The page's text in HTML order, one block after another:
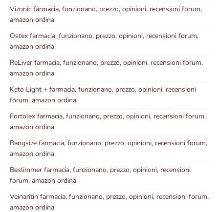
Vizonic farmacia, funzionano, prezzo, opinioni, recensioni forum,
amazon ordina
Ostex farmacia, funzionano, prezzo, opinioni, recensioni forum,
amazon ordina
ReLiver farmacia, funzionano, prezzo, opinioni, recensioni forum,
amazon ordina
Keto Light + farmacia, funzionano, prezzo, opinioni, recensioni
forum, amazon ordina
Fortolex farmacia, funzionano, prezzo, opinioni, recensioni forum,
amazon ordina
Bangsize farmacia, funzionano, prezzo, opinioni, recensioni forum,
amazon ordina
Beslimmer farmacia, funzionano, prezzo, opinioni, recensioni
forum, amazon ordina
Veinaritin farmacia, funzionano, prezzo, opinioni, recensioni forum,
amazon ordina